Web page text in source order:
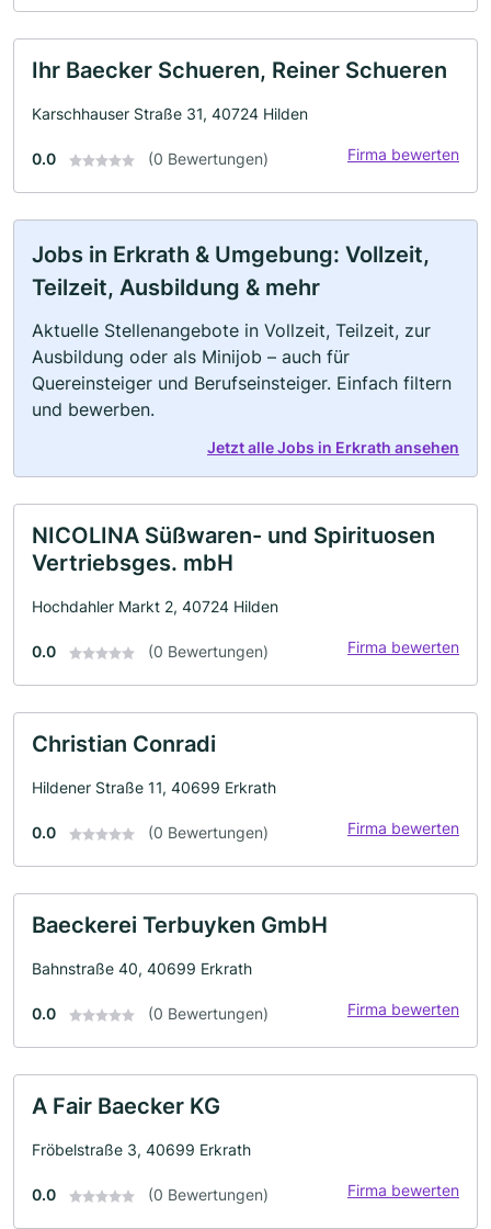
Ihr Baecker Schueren, Reiner Schueren
Karschhauser Straße 31, 40724 Hilden
0.0 (0 Bewertungen) Firma bewerten
Jobs in Erkrath & Umgebung: Vollzeit,
Teilzeit, Ausbildung & mehr
Aktuelle Stellenangebote in Vollzeit, Teilzeit, zur
Ausbildung oder als Minijob – auch für
Quereinsteiger und Berufseinsteiger. Einfach filtern
und bewerben.
Jetzt alle Jobs in Erkrath ansehen
NICOLINA Süßwaren- und Spirituosen
Vertriebsges. mbH
Hochdahler Markt 2, 40724 Hilden
0.0 (0 Bewertungen) Firma bewerten
Christian Conradi
Hildener Straße 11, 40699 Erkrath
0.0 (0 Bewertungen) Firma bewerten
Baeckerei Terbuyken GmbH
Bahnstraße 40, 40699 Erkrath
0.0 (0 Bewertungen) Firma bewerten
A Fair Baecker KG
Fröbelstraße 3, 40699 Erkrath
0.0 (0 Bewertungen) Firma bewerten